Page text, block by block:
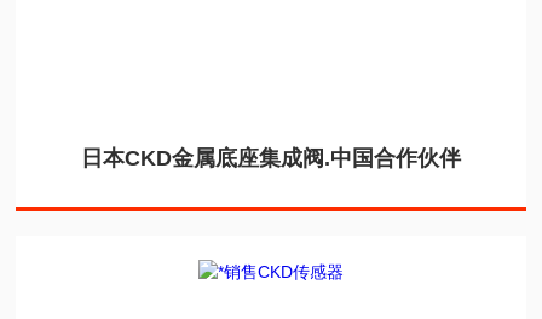
日本CKD金属底座集成阀.中国合作伙伴